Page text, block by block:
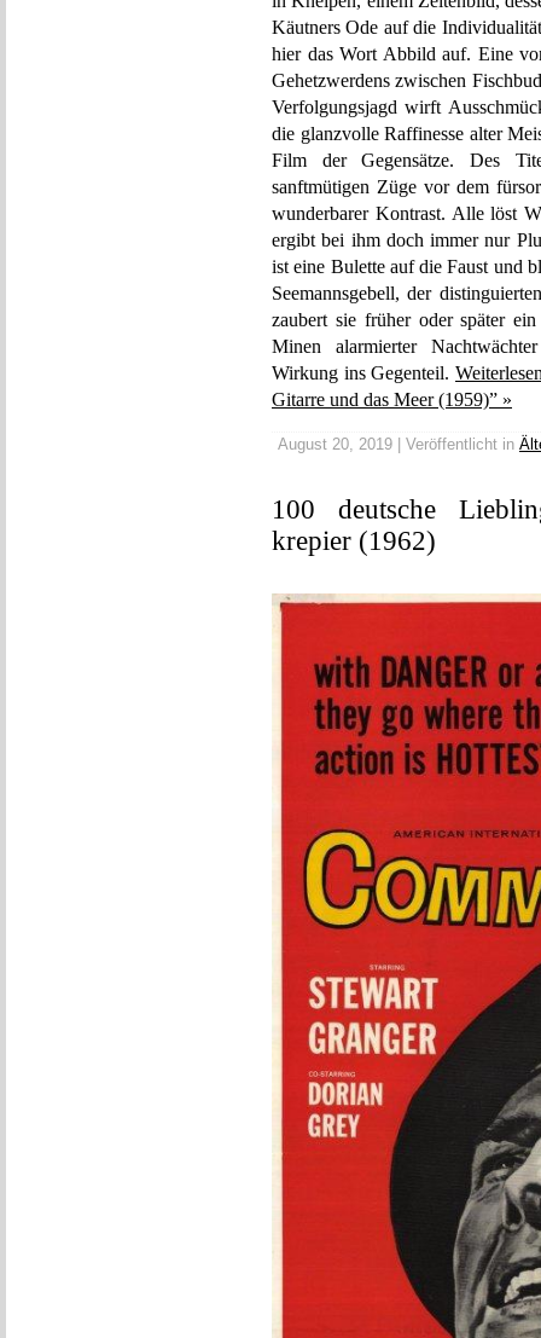
Käutners Ode auf die
hier das Wort Abbild auf. Eine
Gehetzwerdens zwischen
Verfolgungsjagd wirft
die glanzvolle Raffinesse alter
Film der Gegensätze. Des
sanftmütigen Züge vor dem
wunderbarer Kontrast. Alle löst
ergibt bei ihm doch immer nur
ist eine Bulette auf die Faust und
Seemannsgebell, der
zaubert sie früher oder später
Minen alarmierter
Wirkung ins Gegenteil.
Gitarre und das Meer (1959)” »
August 20, 2019 | Veröffentlicht in
100 deutsche
krepier (1962)